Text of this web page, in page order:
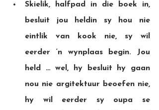
Skielik, halfpad in die boek in,
besluit jou heldin sy hou nie
eintlik van kook nie, sy wil
eerder ‘n wynplaas begin. Jou
held … wel, hy besluit hy gaan
nou nie argitektuur beoefen nie,
hy wil eerder sy oupa se